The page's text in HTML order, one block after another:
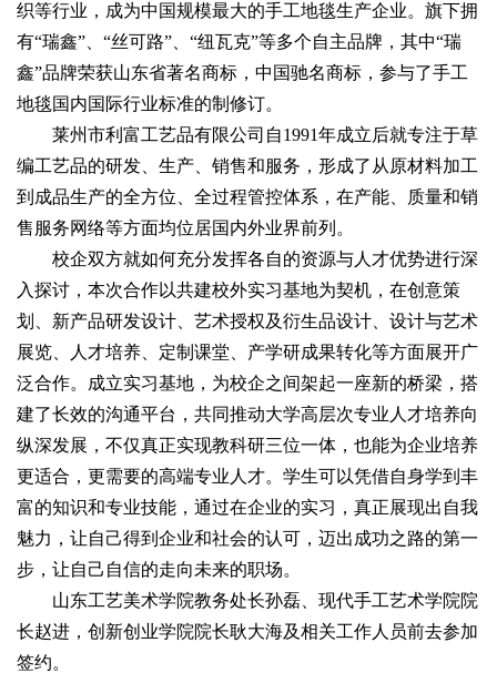
织等行业，成为中国规模最大的手工地毯生产企业。旗下拥
有“瑞鑫”、“丝可路”、“纽瓦克”等多个自主品牌，其中“瑞
鑫”品牌荣获山东省著名商标，中国驰名商标，参与了手工
地毯国内国际行业标准的制修订。
莱州市利富工艺品有限公司自1991年成立后就专注于草
编工艺品的研发、生产、销售和服务，形成了从原材料加工
到成品生产的全方位、全过程管控体系，在产能、质量和销
售服务网络等方面均位居国内外业界前列。
校企双方就如何充分发挥各自的资源与人才优势进行深
入探讨，本次合作以共建校外实习基地为契机，在创意策
划、新产品研发设计、艺术授权及衍生品设计、设计与艺术
展览、人才培养、定制课堂、产学研成果转化等方面展开广
泛合作。成立实习基地，为校企之间架起一座新的桥梁，搭
建了长效的沟通平台，共同推动大学高层次专业人才培养向
纵深发展，不仅真正实现教科研三位一体，也能为企业培养
更适合，更需要的高端专业人才。学生可以凭借自身学到丰
富的知识和专业技能，通过在企业的实习，真正展现出自我
魅力，让自己得到企业和社会的认可，迈出成功之路的第一
步，让自己自信的走向未来的职场。
山东工艺美术学院教务处长孙磊、现代手工艺术学院院
长赵进，创新创业学院院长耿大海及相关工作人员前去参加
签约。